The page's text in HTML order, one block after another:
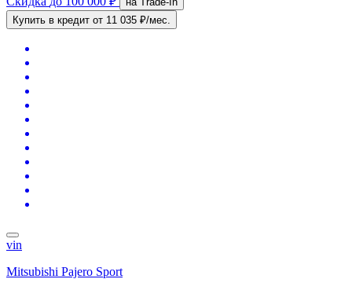
Купить в кредит от 11 035 ₽/мес.
vin
Mitsubishi Pajero Sport